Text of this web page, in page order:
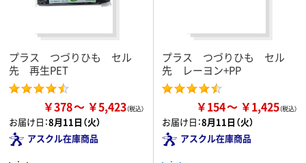
プラス つづりひも セル
先 再生PET
￥378 ￥5,423
お届け日：8月11日（火）
アスクル在庫商品
プラス つづりひも セル
先 レーヨン+PP
￥154 ￥1,425
お届け日：8月11日（火）
アスクル在庫商品